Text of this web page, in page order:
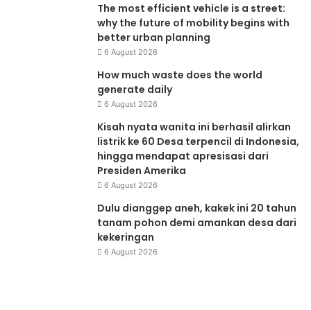
The most efficient vehicle is a street:
why the future of mobility begins with
better urban planning
6 August 2026
How much waste does the world
generate daily
6 August 2026
Kisah nyata wanita ini berhasil alirkan
listrik ke 60 Desa terpencil di Indonesia,
hingga mendapat apresisasi dari
Presiden Amerika
6 August 2026
Dulu dianggep aneh, kakek ini 20 tahun
tanam pohon demi amankan desa dari
kekeringan
6 August 2026